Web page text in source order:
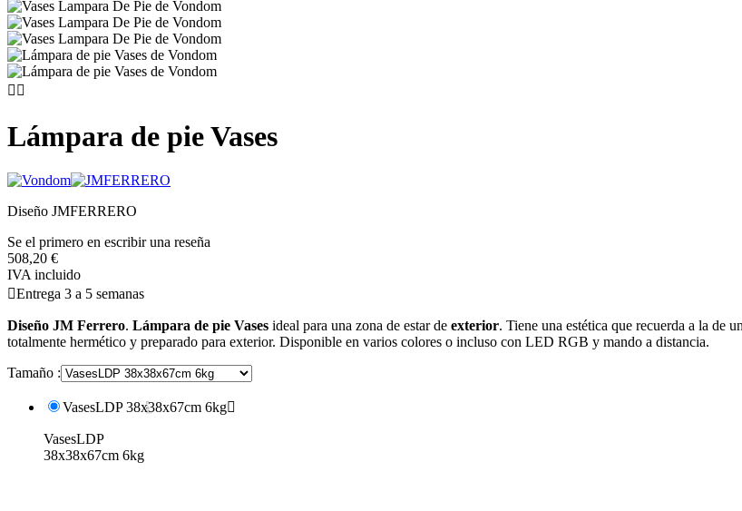
 
Lámpara de pie Vases
Diseño JMFERRERO
Se el primero en escribir una reseña
508,20 €
IVA incluido
Entrega 3 a 5 semanas
Diseño JM Ferrero. Lámpara de pie Vases ideal para una zona de estar de exterior. Tiene una estética que recuerda a la de
totalmente hermético y preparado para exterior. Disponible en varios colores o incluso con LED RGB y mando a distancia.
Tamaño :
VasesLDP 38x38x67cm 6kg
VasesLDP
38x38x67cm 6kg